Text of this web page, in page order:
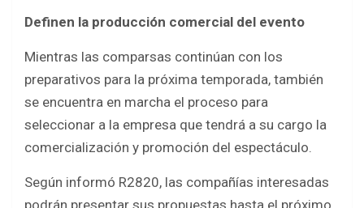
Definen la producción comercial del evento
Mientras las comparsas continúan con los
preparativos para la próxima temporada, también
se encuentra en marcha el proceso para
seleccionar a la empresa que tendrá a su cargo la
comercialización y promoción del espectáculo.
Según informó R2820, las compañías interesadas